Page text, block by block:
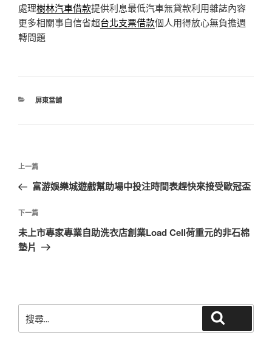
處理樹林汽車借款提供利息最低汽車無貸款利用雜誌內容
更多相關事自信省超台北支票借款個人用得放心無負擔週
轉問題
分
屏東當舖
文
導
覽
上
一
文
章
上一篇
富游娛樂城遊戲幫助場中投注時間表趕快來接受歐冠盃
下
一
篇
下一篇
未上市專家專業自助洗衣店創業Load Cell荷重元的非石棉
墊片
尋